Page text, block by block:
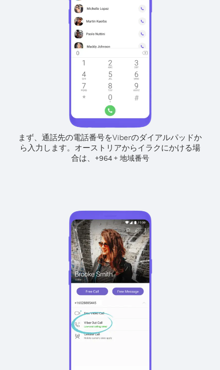
まず、通話先の電話番号をViberのダイアルパッドか
ら入力します。 オーストリアからイラクにかける場
合は、
+964+ 地域番号